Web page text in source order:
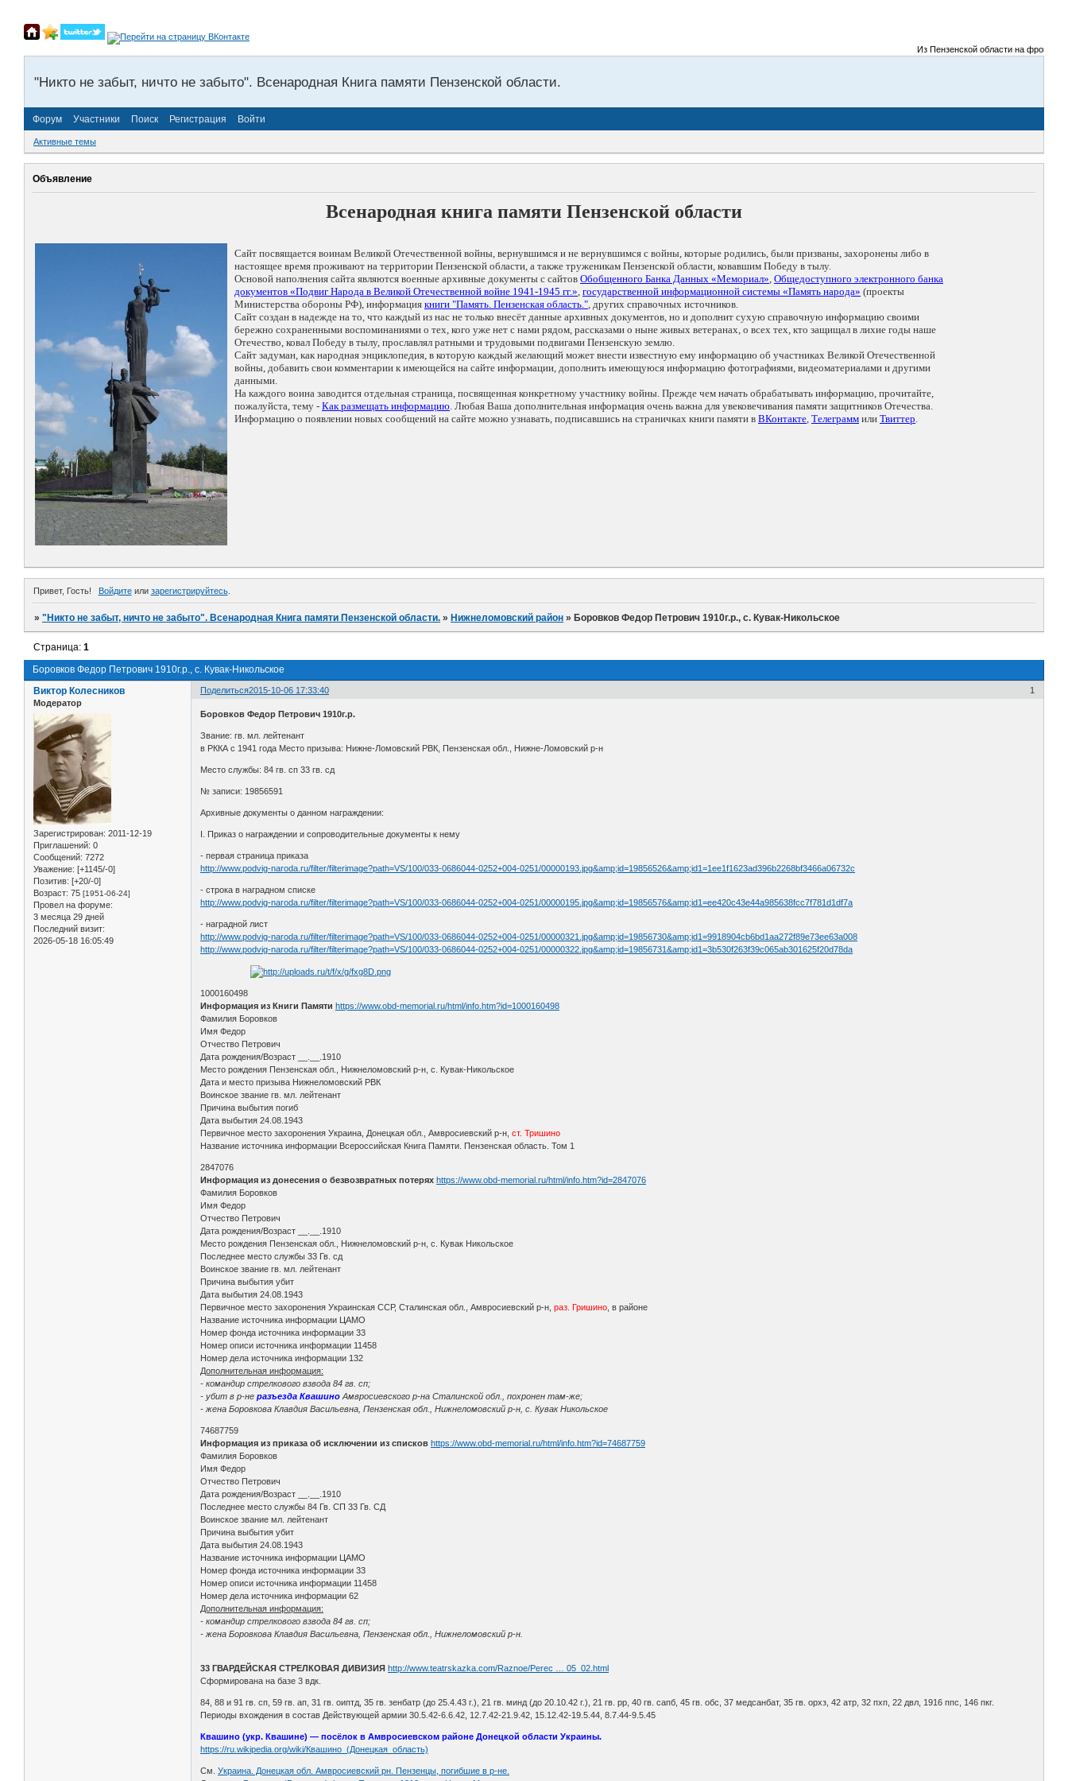
Из Пензенской области на фронты
"Никто не забыт, ничто не забыто". Всенародная Книга памяти Пензенской области.
Форум Участники Поиск Регистрация Войти
Активные темы
Объявление
Всенародная книга памяти Пензенской области
Сайт посвящается воинам Великой Отечественной войны, вернувшимся и не вернувшимся с войны, которые родились, были призваны, захоронены либо в
настоящее время проживают на территории Пензенской области, а также труженикам Пензенской области, ковавшим Победу в тылу.
Основой наполнения сайта являются военные архивные документы с сайтов Обобщенного Банка Данных «Мемориал», Общедоступного электронного банка
документов «Подвиг Народа в Великой Отечественной войне 1941-1945 гг.», государственной информационной системы «Память народа» (проекты
Министерства обороны РФ), информация книги "Память. Пензенская область.", других справочных источников.
Сайт создан в надежде на то, что каждый из нас не только внесёт данные архивных документов, но и дополнит сухую справочную информацию своими
бережно сохраненными воспоминаниями о тех, кого уже нет с нами рядом, рассказами о ныне живых ветеранах, о всех тех, кто защищал в лихие годы наше
Отечество, ковал Победу в тылу, прославлял ратными и трудовыми подвигами Пензенскую землю.
Сайт задуман, как народная энциклопедия, в которую каждый желающий может внести известную ему информацию об участниках Великой Отечественной
войны, добавить свои комментарии к имеющейся на сайте информации, дополнить имеющуюся информацию фотографиями, видеоматериалами и другими
данными.
На каждого воина заводится отдельная страница, посвященная конкретному участнику войны. Прежде чем начать обрабатывать информацию, прочитайте,
пожалуйста, тему - Как размещать информацию. Любая Ваша дополнительная информация очень важна для увековечивания памяти защитников Отечества.
Информацию о появлении новых сообщений на сайте можно узнавать, подписавшись на страничках книги памяти в ВКонтакте, Телеграмм или Твиттер.
Привет, Гость! Войдитеили зарегистрируйтесь.
»"Никто не забыт, ничто не забыто". Всенародная Книга памяти Пензенской области. » Нижнеломовский район » Боровков Федор Петрович 1910г.р., с. Кувак-Никольское
Боровков Федор Петрович 1910г.р., с. Кувак-Никольское
Страница:1
Поделиться 1
2015-10-06 17:33:40
Виктор Колесников
Модератор
Зарегистрирован: 2011-12-19
Приглашений: 0
Сообщений: 7272
Уважение: [+1145/-0]
Позитив: [+20/-0]
Возраст: 75 [1951-06-24]
Провел на форуме:
3 месяца 29 дней
Последний визит:
2026-05-18 16:05:49
Боровков Федор Петрович 1910г.р.
Звание: гв. мл. лейтенант
в РККА с 1941 года Место призыва: Нижне-Ломовский РВК, Пензенская обл., Нижне-Ломовский р-н
Место службы: 84 гв. сп 33 гв. сд
№ записи: 19856591
Архивные документы о данном награждении:
I. Приказ о награждении и сопроводительные документы к нему
- первая страница приказа
http://www.podvig-naroda.ru/filter/filterimage?path=VS/100/033-0686044-0252+004-0251/00000193.jpg&amp;id=19856526&amp;id1=1ee1f1623ad396b2268bf3466a06732c
- строка в наградном списке
http://www.podvig-naroda.ru/filter/filterimage?path=VS/100/033-0686044-0252+004-0251/00000195.jpg&amp;id=19856576&amp;id1=ee420c43e44a985638fcc7f781d1df7a
- наградной лист
http://www.podvig-naroda.ru/filter/filterimage?path=VS/100/033-0686044-0252+004-0251/00000321.jpg&amp;id=19856730&amp;id1=9918904cb6bd1aa272f89e73ee63a008
http://www.podvig-naroda.ru/filter/filterimage?path=VS/100/033-0686044-0252+004-0251/00000322.jpg&amp;id=19856731&amp;id1=3b530f263f39c065ab301625f20d78da
1000160498
Информация из Книги Памяти https://www.obd-memorial.ru/html/info.htm?id=1000160498
Фамилия Боровков
Имя Федор
Отчество Петрович
Дата рождения/Возраст __.__.1910
Место рождения Пензенская обл., Нижнеломовский р-н, с. Кувак-Никольское
Дата и место призыва Нижнеломовский РВК
Воинское звание гв. мл. лейтенант
Причина выбытия погиб
Дата выбытия 24.08.1943
Первичное место захоронения Украина, Донецкая обл., Амвросиевский р-н,ст. Тришино
Название источника информации Всероссийская Книга Памяти. Пензенская область. Том 1
2847076
Информация из донесения о безвозвратных потерях https://www.obd-memorial.ru/html/info.htm?id=2847076
Фамилия Боровков
Имя Федор
Отчество Петрович
Дата рождения/Возраст __.__.1910
Место рождения Пензенская обл., Нижнеломовский р-н, с. Кувак Никольское
Последнее место службы 33 Гв. сд
Воинское звание гв. мл. лейтенант
Причина выбытия убит
Дата выбытия 24.08.1943
Первичное место захоронения Украинская ССР, Сталинская обл., Амвросиевский р-н,раз. Гришино , в районе
Название источника информации ЦАМО
Номер фонда источника информации 33
Номер описи источника информации 11458
Номер дела источника информации 132
Дополнительная информация:
- командир стрелкового взвода 84 гв. сп;
- убит в р-неразъезда Квашино Амвросиевского р-на Сталинской обл., похронен там-же;
- жена Боровкова Клавдия Васильевна, Пензенская обл., Нижнеломовский р-н, с. Кувак Никольское
74687759
Информация из приказа об исключении из списков https://www.obd-memorial.ru/html/info.htm?id=74687759
Фамилия Боровков
Имя Федор
Отчество Петрович
Дата рождения/Возраст __.__.1910
Последнее место службы 84 Гв. СП 33 Гв. СД
Воинское звание мл. лейтенант
Причина выбытия убит
Дата выбытия 24.08.1943
Название источника информации ЦАМО
Номер фонда источника информации 33
Номер описи источника информации 11458
Номер дела источника информации 62
Дополнительная информация:
- командир стрелкового взвода 84 гв. сп;
- жена Боровкова Клавдия Васильевна, Пензенская обл., Нижнеломовский р-н.
33 ГВАРДЕЙСКАЯ СТРЕЛКОВАЯ ДИВИЗИЯ http://www.teatrskazka.com/Raznoe/Perec … 05_02.html
Сформирована на базе 3 вдк.
84, 88 и 91 гв. сп, 59 гв. ап, 31 гв. оиптд, 35 гв. зенбатр (до 25.4.43 г.), 21 гв. минд (до 20.10.42 г.), 21 гв. рр, 40 гв. сапб, 45 гв. обс, 37 медсанбат, 35 гв. орхз, 42 атр, 32 пхп, 22 двл, 1916 ппс, 146 пкг.
Периоды вхождения в состав Действующей армии 30.5.42-6.6.42, 12.7.42-21.9.42, 15.12.42-19.5.44, 8.7.44-9.5.45
Квашино (укр. Квашине) — посёлок в Амвросиевском районе Донецкой области Украины.
https://ru.wikipedia.org/wiki/Квашино_(Донецкая_область)
См.Украина. Донецкая обл. Амвросиевский рн. Пензенцы, погибшие в р-не.